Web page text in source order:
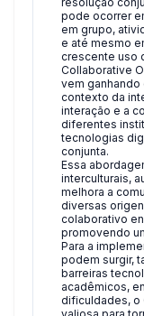
pode ocorrer
em grupo,
e até mesmo
crescente uso
Collaborative
vem ganhando
contexto da
interação e a
diferentes
tecnologias
conjunta.
Essa
interculturais,
melhora a
diversas
colaborativo
promovendo
Para a
podem surgir,
barreiras
acadêmicos,
dificuldades, o